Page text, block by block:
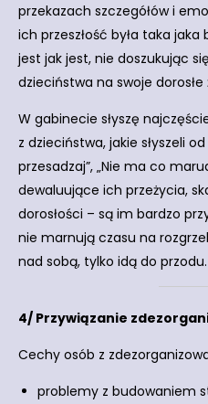
przekazach szczegółów i
ich przeszłość była taka jaka
jest jak jest, nie doszukując
dzieciństwa na swoje dorosłe
W gabinecie słyszę
z dzieciństwa, jakie słyszeli
przesadzaj”, „Nie ma co
dewaluujące ich przeżycia,
dorosłości – są im bardzo
nie marnują czasu na
nad sobą, tylko idą do przodu.
4/ Przywiązanie
Cechy osób z
problemy z budowaniem